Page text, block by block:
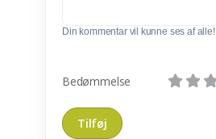
Din kommentar vil kunne ses af alle!
Bedømmelse